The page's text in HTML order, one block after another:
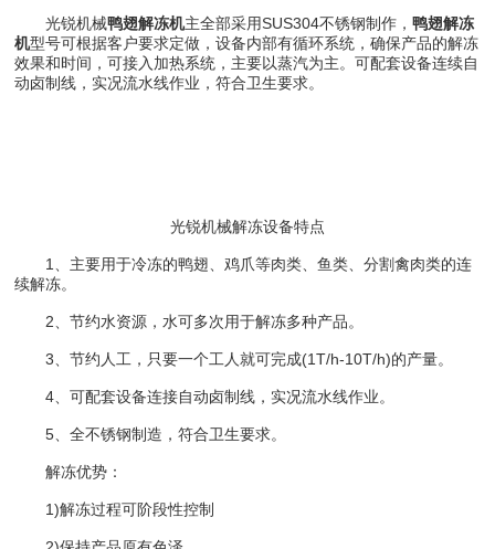
光锐机械鸭翅解冻机主全部采用SUS304不锈钢制作，鸭翅解冻
机型号可根据客户要求定做，设备内部有循环系统，确保产品的解冻
效果和时间，可接入加热系统，主要以蒸汽为主。可配套设备连续自
动卤制线，实况流水线作业，符合卫生要求。
光锐机械解冻设备特点
1、主要用于冷冻的鸭翅、鸡爪等肉类、鱼类、分割禽肉类的连
续解冻。
2、节约水资源，水可多次用于解冻多种产品。
3、节约人工，只要一个工人就可完成(1T/h-10T/h)的产量。
4、可配套设备连接自动卤制线，实况流水线作业。
5、全不锈钢制造，符合卫生要求。
解冻优势：
1)解冻过程可阶段性控制